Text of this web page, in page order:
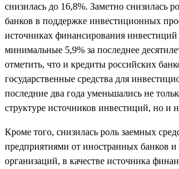
снизилась до 16,8%. Заметно снизилась
банков в поддержке инвестиционных
источниках финансирования инвестиций
минимальные 5,9% за последнее
отметить, что и кредиты российских
государственные средства для
последние два года уменьшались не
структуре источников инвестиций, но и
Кроме того, снизилась роль заемных
предприятиями от иностранных банков и
организаций, в качестве источника